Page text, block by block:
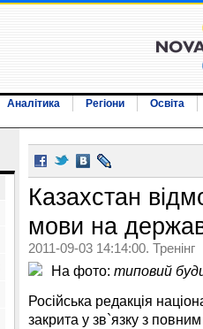
Аналітика Регіони
Освіта
Казахстан
мови на
2011-09-03 14:14:00. Тренінг
На фото: типовий
Російська редакція
закрита у зв`язку з